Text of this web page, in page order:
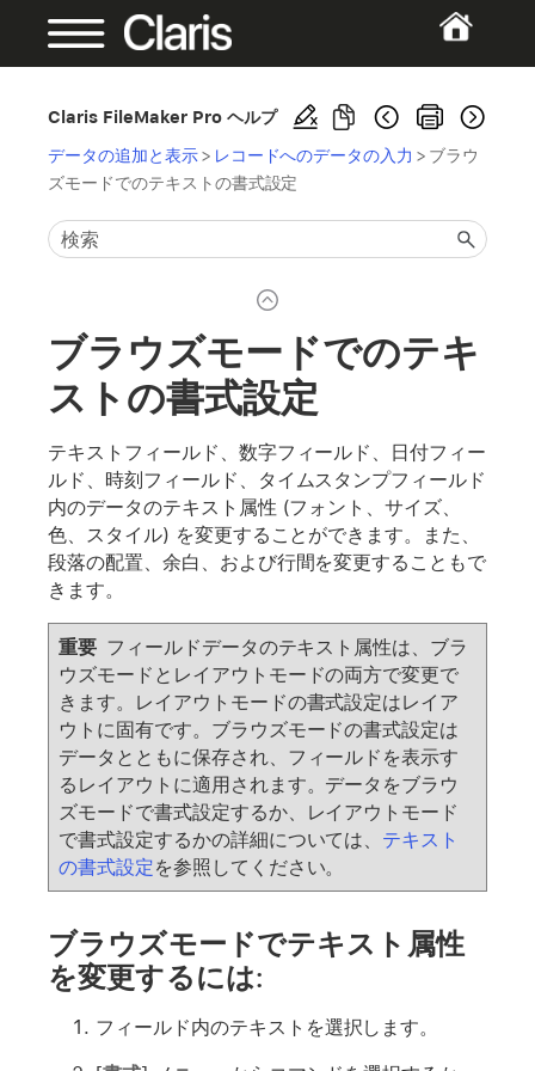
Claris FileMaker Pro ヘルプ
データの追加と表示> レコードへのデータの入力 > ブラウ
ズモードでのテキストの書式設定
ブラウズモードでのテキ
ストの書式設定
テキストフィールド、数字フィールド、日付フィー
ルド、時刻フィールド、タイムスタンプフィールド
内のデータのテキスト属性 (フォント、サイズ、
色、スタイル) を変更することができます。また、
段落の配置、余白、および行間を変更することもで
きます。
重要 フィールドデータのテキスト属性は、ブラ
ウズモードとレイアウトモードの両方で変更で
きます。レイアウトモードの書式設定はレイア
ウトに固有です。ブラウズモードの書式設定は
データとともに保存され、フィールドを表示す
るレイアウトに適用されます。データをブラウ
ズモードで書式設定するか、レイアウトモード
で書式設定するかの詳細については、 テキスト
の書式設定を参照してください。
ブラウズモードでテキスト属性
を変更するには:
フィールド内のテキストを選択します。